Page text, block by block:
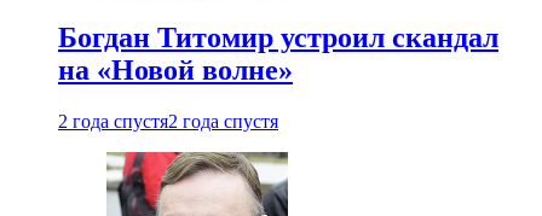
Богдан Титомир устроил скандал
на «Новой волне»
2 года спустя2 года спустя